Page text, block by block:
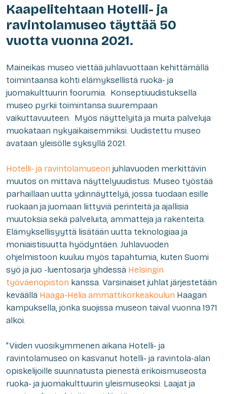
Kaapelitehtaan Hotelli- ja
ravintolamuseo täyttää 50
vuotta vuonna 2021.
Maineikas museo viettää juhlavuottaan kehittämällä
toimintaansa kohti elämyksellistä ruoka- ja
juomakulttuurin foorumia. Konseptiuudistuksella
museo pyrkii toimintansa suurempaan
vaikuttavuuteen. Myös näyttelyitä ja muita palveluja
muokataan nykyaikaisemmiksi. Uudistettu museo
avataan yleisölle syksyllä 2021.
Hotelli- ja ravintolamuseon juhlavuoden merkittävin
muutos on mittava näyttelyuudistus. Museo työstää
parhaillaan uutta ydinnäyttelyä, jossa tuodaan esille
ruokaan ja juomaan liittyviä perinteitä ja ajallisia
muutoksia sekä palveluita, ammatteja ja rakenteita.
Elämyksellisyyttä lisätään uutta teknologiaa ja
moniaistisuutta hyödyntäen. Juhlavuoden
ohjelmistoon kuuluu myös tapahtumia, kuten Suomi
syö ja juo -luentosarja yhdessä Helsingin
työväenopiston kanssa. Varsinaiset juhlat järjestetään
keväällä Haaga-Helia ammattikorkeakoulun Haagan
kampuksella, jonka suojissa museon taival vuonna 1971
alkoi.
”Viiden vuosikymmenen aikana Hotelli- ja
ravintolamuseo on kasvanut hotelli- ja ravintola-alan
opiskelijoille suunnatusta pienestä erikoismuseosta
ruoka- ja juomakulttuurin yleismuseoksi. Laajat ja